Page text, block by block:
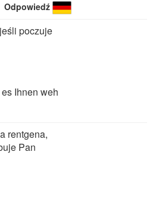
Odpowiedź
poczuje
Ihnen weh
rentgena,
Pan